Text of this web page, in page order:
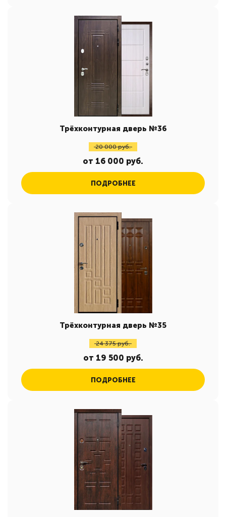
Трёхконтурная дверь №36
20 000 руб.
от 16 000 руб.
ПОДРОБНЕЕ
Трёхконтурная дверь №35
24 375 руб.
от 19 500 руб.
ПОДРОБНЕЕ